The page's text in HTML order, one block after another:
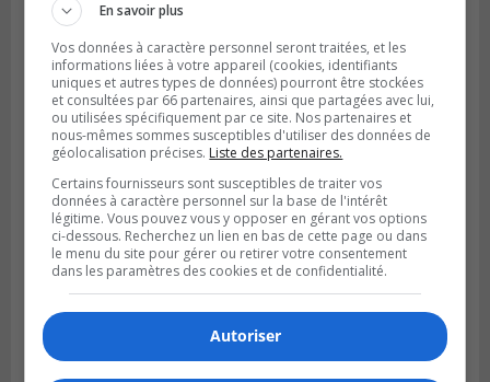
LONGUEUIL
Publié le 6 août 2026 à 11h58
Des jeunes ciblent la Montérégie pour
le Défi écrou de roue
Publié le 6 août 2026 à 05h39
En savoir plus
Vos données à caractère personnel seront traitées, et les
informations liées à votre appareil (cookies, identifiants
uniques et autres types de données) pourront être stockées
et consultées par 66 partenaires, ainsi que partagées avec lui,
ou utilisées spécifiquement par ce site. Nos partenaires et
nous-mêmes sommes susceptibles d'utiliser des données de
géolocalisation précises. Liste des partenaires.
Certains fournisseurs sont susceptibles de traiter vos
données à caractère personnel sur la base de l'intérêt
légitime. Vous pouvez vous y opposer en gérant vos options
ci-dessous. Recherchez un lien en bas de cette page ou dans
le menu du site pour gérer ou retirer votre consentement
dans les paramètres des cookies et de confidentialité.
Autoriser